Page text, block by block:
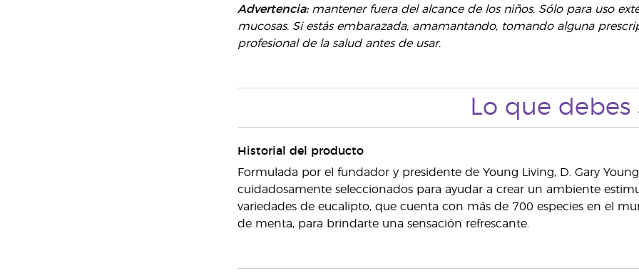
Advertencia: mantener fuera del alcance de los niños. Sólo para uso
mucosas. Si estás embarazada, amamantando, tomando alguna
profesional de la salud antes de usar.
Lo que debes
Historial del producto
Formulada por el fundador y presidente de Young Living, D. Gary
cuidadosamente seleccionados para ayudar a crear un ambiente
variedades de eucalipto, que cuenta con más de 700 especies en el
de menta, para brindarte una sensación refrescante.